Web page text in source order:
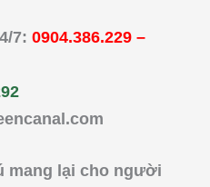
7: 0904.386.229 –
mang lại cho người